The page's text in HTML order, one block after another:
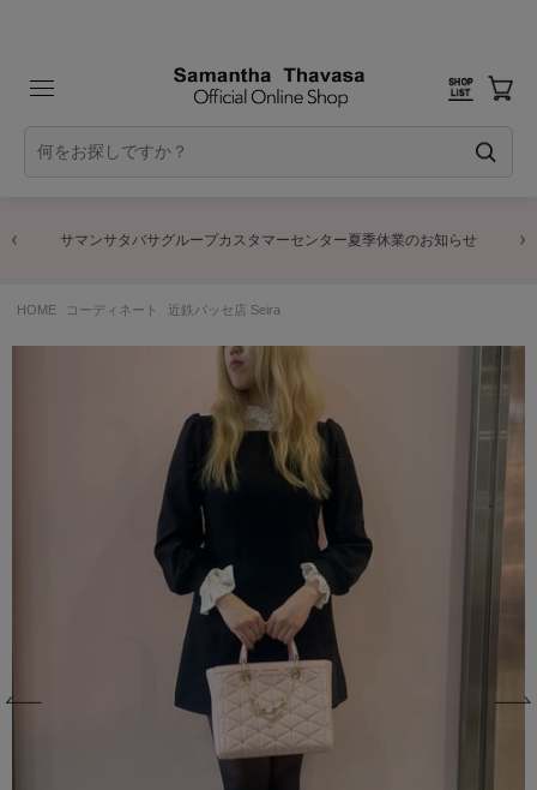
サマンサタバサグループカスタマーセンター夏季休業のお知らせ
HOME コーディネート 近鉄パッセ店 Seira